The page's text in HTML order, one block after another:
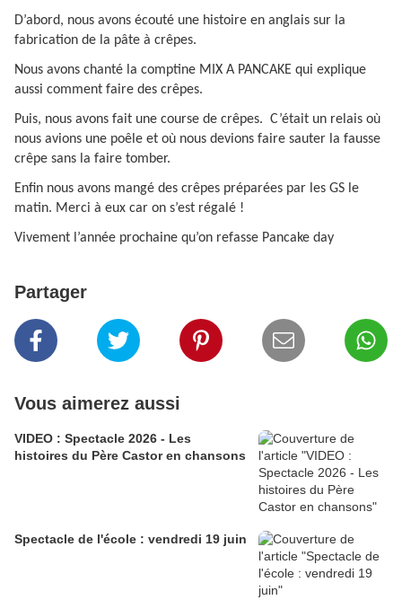
D’abord, nous avons écouté une histoire en anglais sur la
fabrication de la pâte à crêpes.
Nous avons chanté la comptine MIX A PANCAKE qui explique
aussi comment faire des crêpes.
Puis, nous avons fait une course de crêpes. C’était un relais où
nous avions une poêle et où nous devions faire sauter la fausse
crêpe sans la faire tomber.
Enfin nous avons mangé des crêpes préparées par les GS le
matin. Merci à eux car on s’est régalé !
Vivement l’année prochaine qu’on refasse Pancake day
Partager
Vous aimerez aussi
VIDEO : Spectacle 2026 - Les
histoires du Père Castor en chansons
Spectacle de l'école : vendredi 19 juin